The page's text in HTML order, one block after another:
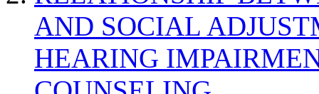
AND SOCIAL
HEARING